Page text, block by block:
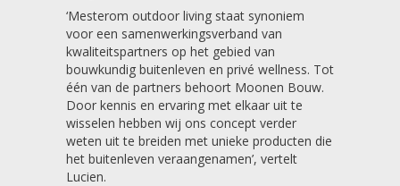
‘Mesterom outdoor living staat synoniem
voor een samenwerkingsverband van
kwaliteitspartners op het gebied van
bouwkundig buitenleven en privé wellness. Tot
één van de partners behoort Moonen Bouw.
Door kennis en ervaring met elkaar uit te
wisselen hebben wij ons concept verder
weten uit te breiden met unieke producten die
het buitenleven veraangenamen’, vertelt
Lucien.